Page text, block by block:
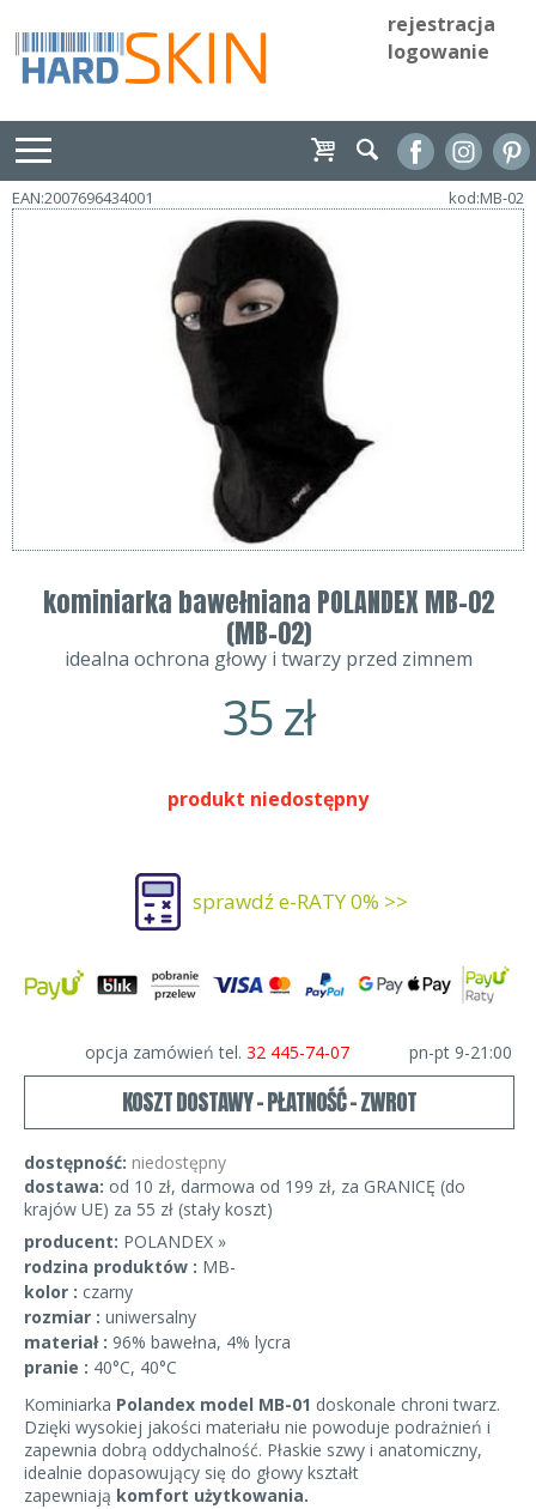
rejestracja
logowanie
EAN:2007696434001 kod:MB-02
kominiarka bawełniana POLANDEX MB-02
(MB-02)
idealna ochrona głowy i twarzy przed zimnem
35zł
produkt niedostępny
sprawdź e-RATY 0% >>
opcja zamówień tel. 32 445-74-07 pn-pt 9-21:00
KOSZT DOSTAWY - PŁATNOŚĆ - ZWROT
dostępność: niedostępny
dostawa: od 10 zł, darmowa od 199 zł, za GRANICĘ (do
krajów UE) za 55 zł (stały koszt)
producent: POLANDEX »
rodzina produktów : MB-
kolor : czarny
rozmiar : uniwersalny
materiał : 96% bawełna, 4% lycra
pranie : 40°C, 40°C
Kominiarka Polandex model MB-01 doskonale chroni twarz.
Dzięki wysokiej jakości materiału nie powoduje podrażnień i
zapewnia dobrą oddychalność. Płaskie szwy i anatomiczny,
idealnie dopasowujący się do głowy kształt
zapewniają komfort użytkowania.